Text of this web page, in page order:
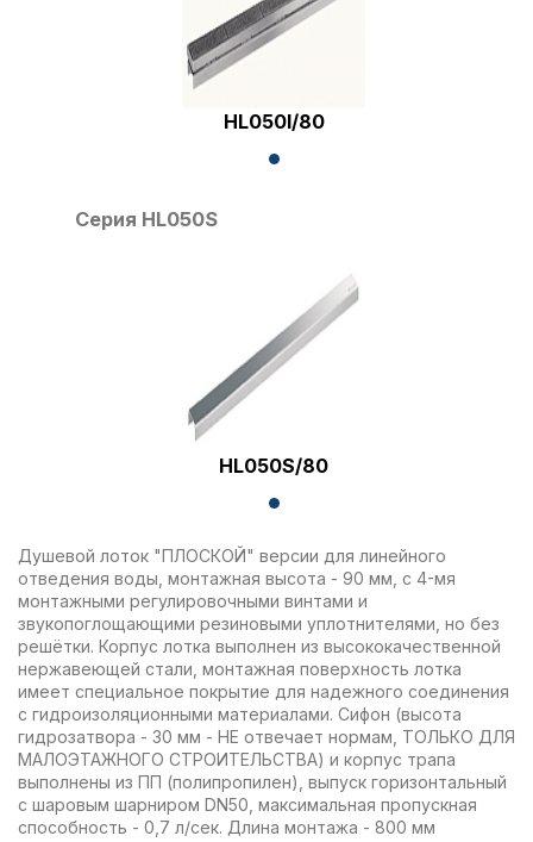
HL050I/80
Серия HL050S
HL050S/80
Душевой лоток "ПЛОСКОЙ" версии для линейного
отведения воды, монтажная высота - 90 мм, с 4-мя
монтажными регулировочными винтами и
звукопоглощающими резиновыми уплотнителями, но без
решётки. Корпус лотка выполнен из высококачественной
нержавеющей стали, монтажная поверхность лотка
имеет специальное покрытие для надежного соединения
с гидроизоляционными материалами. Сифон (высота
гидрозатвора - 30 мм - НЕ отвечает нормам, ТОЛЬКО ДЛЯ
МАЛОЭТАЖНОГО СТРОИТЕЛЬСТВА) и корпус трапа
выполнены из ПП (полипропилен), выпуск горизонтальный
с шаровым шарниром DN50, максимальная пропускная
способность - 0,7 л/сек. Длина монтажа - 800 мм